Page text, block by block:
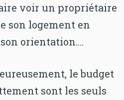
voir un propriétaire
son logement en
orientation….
le budget
sont les seuls